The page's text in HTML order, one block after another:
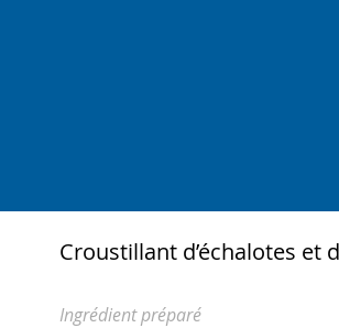
Croustillant d’échalotes et
Ingrédient préparé